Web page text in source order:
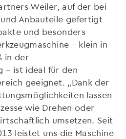
Weiler, auf der bei
Anbauteile gefertigt
und besonders
– klein in
in der
– ist ideal für den
geeignet. „Dank der
lassen
wie Drehen oder
umsetzen. Seit
leistet uns die Maschine